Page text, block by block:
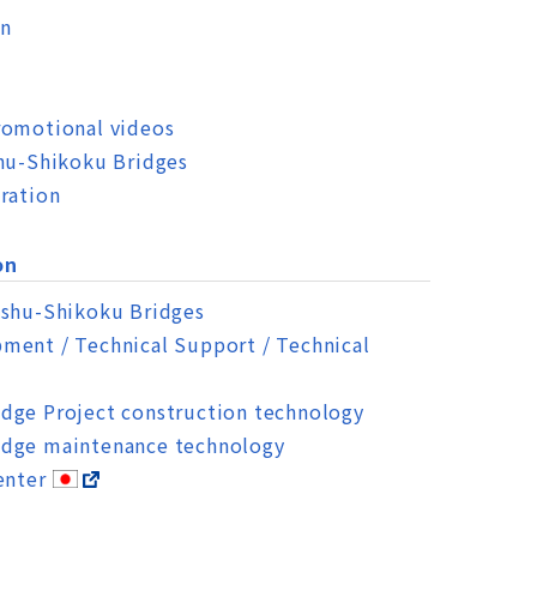
videos
Shikoku Bridges
Shikoku Bridges
/ Technical Support / Technical
Project construction technology
maintenance technology